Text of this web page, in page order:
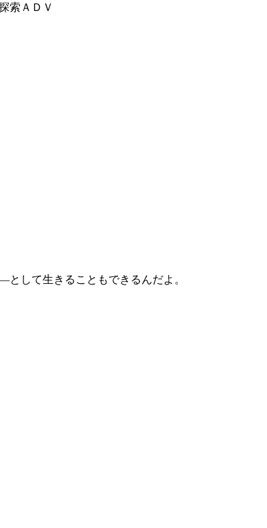
索ＡＤＶ
して生きることもできるんだよ。